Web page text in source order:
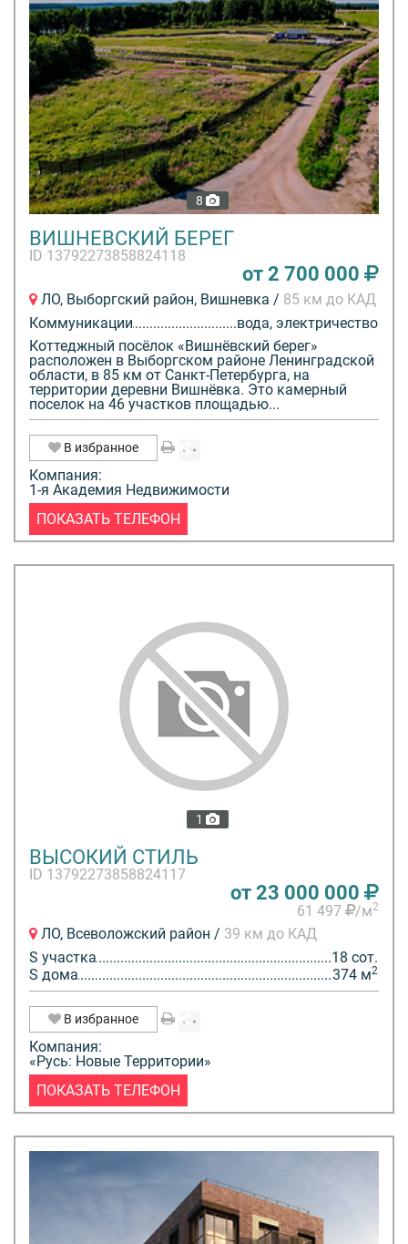
8
ВИШНЕВСКИЙ БЕРЕГ
ID 13792273858824118
от 2 700 000
ЛО, Выборгский район, Вишневка / 85 км до КАД
Коммуникации
вода, электричество
Коттеджный посёлок «Вишнёвский берег»
расположен в Выборгском районе Ленинградской
области, в 85 км от Санкт-Петербурга, на
территории деревни Вишнёвка. Это камерный
поселок на 46 участков площадью...
В избранное
Компания:
1-я Академия Недвижимости
ПОКАЗАТЬ ТЕЛЕФОН
1
ВЫСОКИЙ СТИЛЬ
ID 13792273858824117
от 23 000 000
61 497 /м2
ЛО, Всеволожский район / 39 км до КАД
S участка
18 сот.
S дома
374 м2
В избранное
Компания:
«Русь: Новые Территории»
ПОКАЗАТЬ ТЕЛЕФОН